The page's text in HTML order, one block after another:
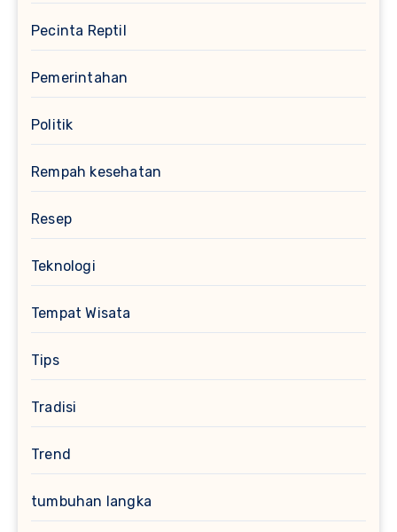
Pecinta Reptil
Pemerintahan
Politik
Rempah kesehatan
Resep
Teknologi
Tempat Wisata
Tips
Tradisi
Trend
tumbuhan langka